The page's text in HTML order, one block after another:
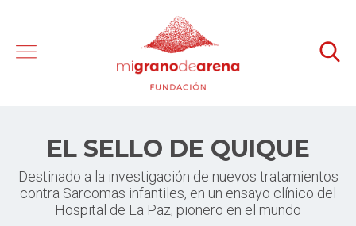
EL SELLO DE QUIQUE
Destinado a la investigación de nuevos tratamientos
contra Sarcomas infantiles, en un ensayo clínico del
Hospital de La Paz, pionero en el mundo